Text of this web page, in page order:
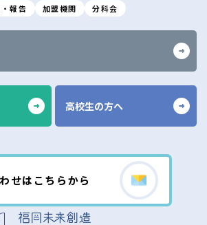
報告 加盟機関 分科会
高校生の方へ
せはこちらから